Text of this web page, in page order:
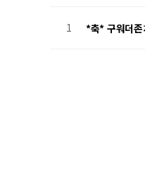
1 *축* 구워더